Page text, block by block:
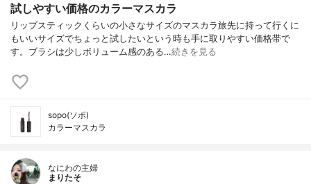
試しやすい価格のカラーマスカラ
リップスティックくらいの小さなサイズのマスカラ旅先に持って行くに
もいいサイズでちょっと試したいという時も手に取りやすい価格帯で
す。ブラシは少しボリューム感のある…続きを見る
sopo(ソポ)
カラーマスカラ
なにわの主婦
まりたそ